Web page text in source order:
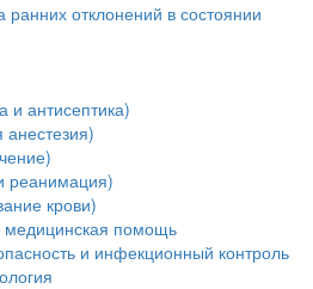
отклонений в состоянии
и антисептика)
реанимация)
крови)
медицинская помощь
и инфекционный контроль